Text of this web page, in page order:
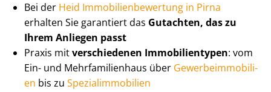
Bei der Heid Im­mo­bi­li­en­be­wer­tung in Pirna
erhalten Sie garantiert das Gutachten, das zu
Ihrem Anliegen passt
Praxis mitverschiedenen Immobilientypen: vom
Ein- und Mehr­fa­mi­li­en­haus über Ge­wer­be­im­mo­bi­li­
en bis zu Spe­zi­al­im­mo­bi­li­en